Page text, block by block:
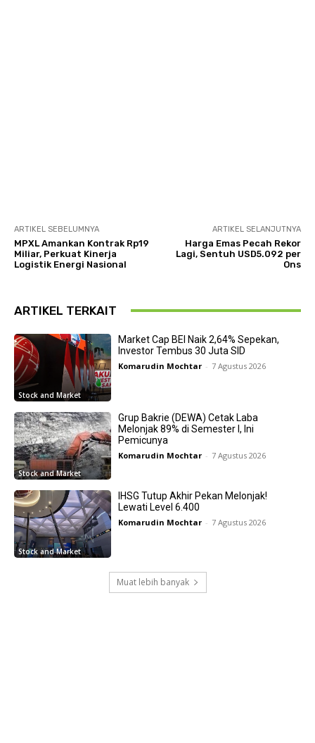
ARTIKEL SEBELUMNYA
MPXL Amankan Kontrak Rp19
Miliar, Perkuat Kinerja
Logistik Energi Nasional
ARTIKEL SELANJUTNYA
Harga Emas Pecah Rekor
Lagi, Sentuh USD5.092 per
Ons
ARTIKEL TERKAIT
Stock and Market
Market Cap BEI Naik 2,64% Sepekan,
Investor Tembus 30 Juta SID
Komarudin Mochtar - 7 Agustus 2026
Stock and Market
Grup Bakrie (DEWA) Cetak Laba
Melonjak 89% di Semester I, Ini
Pemicunya
Komarudin Mochtar - 7 Agustus 2026
Stock and Market
IHSG Tutup Akhir Pekan Melonjak!
Lewati Level 6.400
Komarudin Mochtar - 7 Agustus 2026
Muat lebih banyak